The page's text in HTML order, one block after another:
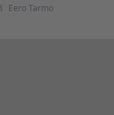
Eero Tarmo